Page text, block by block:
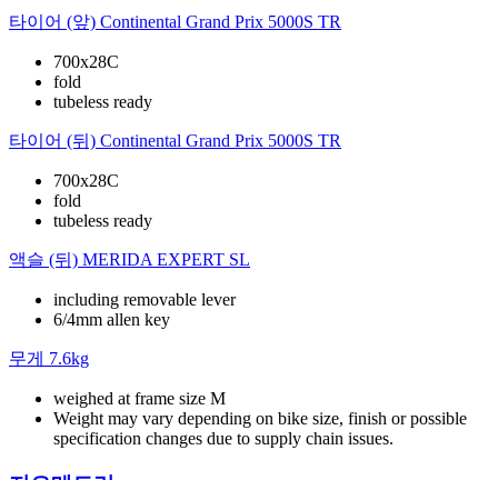
타이어 (앞) Continental Grand Prix 5000S TR
700x28C
fold
tubeless ready
타이어 (뒤) Continental Grand Prix 5000S TR
700x28C
fold
tubeless ready
액슬 (뒤) MERIDA EXPERT SL
including removable lever
6/4mm allen key
무게 7.6kg
weighed at frame size M
Weight may vary depending on bike size, finish or possible
specification changes due to supply chain issues.